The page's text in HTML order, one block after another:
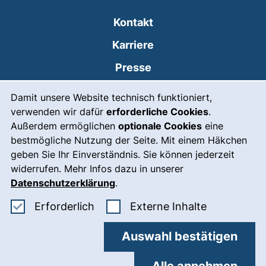
Damit unsere Website technisch funktioniert,
verwenden wir dafür erforderliche Cookies.
Außerdem ermöglichen optionale Cookies eine
bestmögliche Nutzung der Seite. Mit einem Häkchen
geben Sie Ihr Einverständnis. Sie können jederzeit
widerrufen. Mehr Infos dazu in unserer
Datenschutzerklärung.
Erforderlich Erforderliche Cookies akzeptieren
Externe Inhalte: Externe
Auswahl bestätigen
Kontakt
Karriere
Presse
Leichte Sprache
Gebärdensprache
Notfall(externer Link, öffnet
Impressum
Barrierefreiheit
Datenschutz